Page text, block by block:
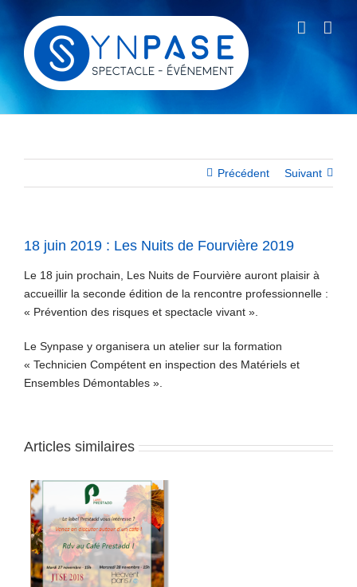
contenu
Précédent Suivant
18 juin 2019 : Les Nuits de Fourvière 2019
Le 18 juin prochain, Les Nuits de Fourvière auront plaisir à
accueillir la seconde édition de la rencontre professionnelle :
« Prévention des risques et spectacle vivant ».
Le Synpase y organisera un atelier sur la formation
« Technicien Compétent en inspection des Matériels et
Ensembles Démontables ».
Articles similaires